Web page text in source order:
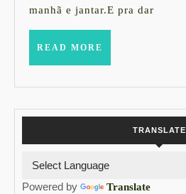
manhã e jantar.E pra dar
READ MORE
TRANSLATE
Powered by Translate